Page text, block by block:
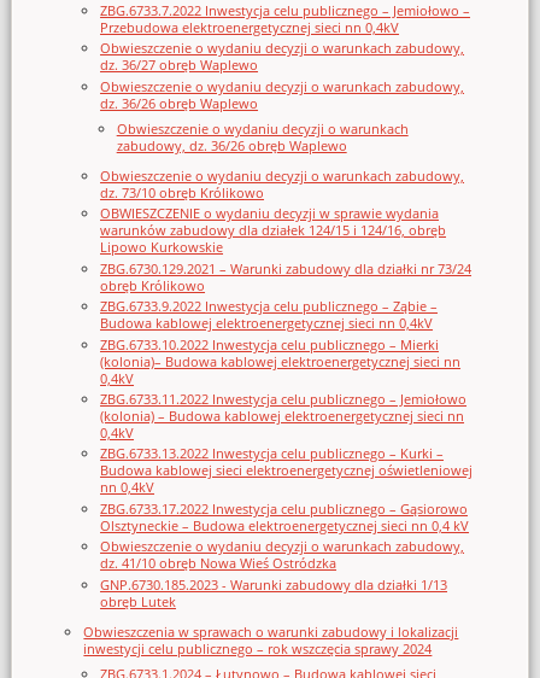
ZBG.6733.7.2022 Inwestycja celu publicznego – Jemiołowo –
Przebudowa elektroenergetycznej sieci nn 0,4kV
Obwieszczenie o wydaniu decyzji o warunkach zabudowy,
dz. 36/27 obręb Waplewo
Obwieszczenie o wydaniu decyzji o warunkach zabudowy,
dz. 36/26 obręb Waplewo
Obwieszczenie o wydaniu decyzji o warunkach
zabudowy, dz. 36/26 obręb Waplewo
Obwieszczenie o wydaniu decyzji o warunkach zabudowy,
dz. 73/10 obręb Królikowo
OBWIESZCZENIE o wydaniu decyzji w sprawie wydania
warunków zabudowy dla działek 124/15 i 124/16, obręb
Lipowo Kurkowskie
ZBG.6730.129.2021 – Warunki zabudowy dla działki nr 73/24
obręb Królikowo
ZBG.6733.9.2022 Inwestycja celu publicznego – Ząbie –
Budowa kablowej elektroenergetycznej sieci nn 0,4kV
ZBG.6733.10.2022 Inwestycja celu publicznego – Mierki
(kolonia)– Budowa kablowej elektroenergetycznej sieci nn
0,4kV
ZBG.6733.11.2022 Inwestycja celu publicznego – Jemiołowo
(kolonia) – Budowa kablowej elektroenergetycznej sieci nn
0,4kV
ZBG.6733.13.2022 Inwestycja celu publicznego – Kurki –
Budowa kablowej sieci elektroenergetycznej oświetleniowej
nn 0,4kV
ZBG.6733.17.2022 Inwestycja celu publicznego – Gąsiorowo
Olsztyneckie – Budowa elektroenergetycznej sieci nn 0,4 kV
Obwieszczenie o wydaniu decyzji o warunkach zabudowy,
dz. 41/10 obręb Nowa Wieś Ostródzka
GNP.6730.185.2023 - Warunki zabudowy dla działki 1/13
obręb Lutek
Obwieszczenia w sprawach o warunki zabudowy i lokalizacji
inwestycji celu publicznego – rok wszczęcia sprawy 2024
ZBG.6733.1.2024 – Łutynowo – Budowa kablowej sieci